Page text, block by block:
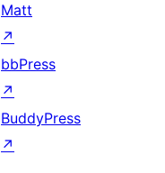
Matt
↗
bbPress
↗
BuddyPress
↗